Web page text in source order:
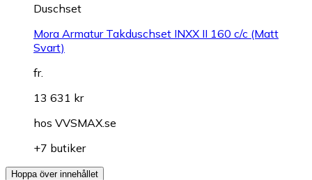
Duschset
Mora Armatur Takduschset INXX II 160 c/c (Matt
Svart)
fr.
13 631 kr
hos VVSMAX.se
+7 butiker
Hoppa över innehållet